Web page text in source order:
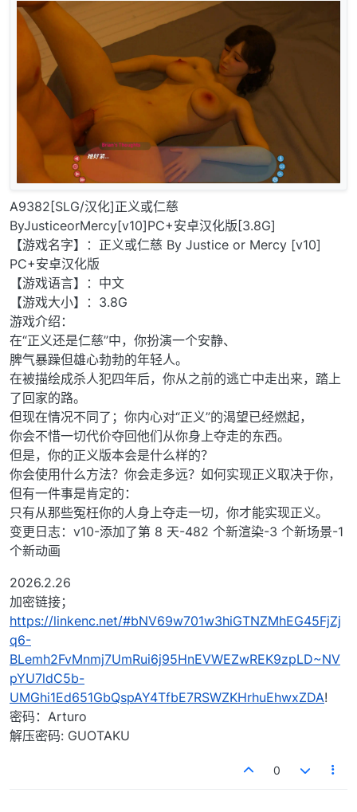
A9382[SLG/汉化]正义或仁慈
ByJusticeorMercy[v10]PC+安卓汉化版[3.8G]
【游戏名字】：正义或仁慈 By Justice or Mercy [v10]
PC+安卓汉化版
【游戏语言】：中文
【游戏大小】：3.8G
游戏介绍：
在“正义还是仁慈”中，你扮演一个安静、
脾气暴躁但雄心勃勃的年轻人。
在被描绘成杀人犯四年后，你从之前的逃亡中走出来，踏上
了回家的路。
但现在情况不同了；你内心对“正义”的渴望已经燃起，
你会不惜一切代价夺回他们从你身上夺走的东西。
但是，你的正义版本会是什么样的？
你会使用什么方法？你会走多远？如何实现正义取决于你，
但有一件事是肯定的：
只有从那些冤枉你的人身上夺走一切，你才能实现正义。
变更日志：v10-添加了第 8 天-482 个新渲染-3 个新场景-1
个新动画
2026.2.26
加密链接；
https://linkenc.net/#bNV69w701w3hiGTNZMhEG45FjZj
q6-
BLemh2FvMnmj7UmRui6j95HnEVWEZwREK9zpLD~NV
pYU7ldC5b-
UMGhi1Ed651GbQspAY4TfbE7RSWZKHrhuEhwxZDA!
密码：Arturo
解压密码: GUOTAKU
0